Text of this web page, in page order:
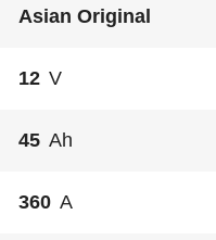
Asian Original
12 V
45 Ah
360 A